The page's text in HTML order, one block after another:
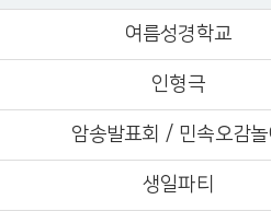
여름성경학교
인형극
암송발표회 / 민속오감놀
생일파티